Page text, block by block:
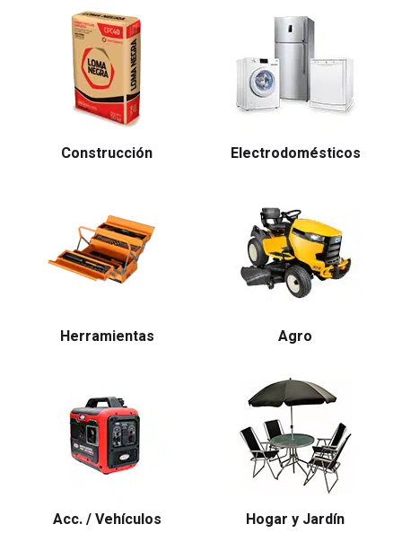
Construcción Electrodomésticos
Herramientas Agro
Acc. / Vehículos Hogar y Jardín